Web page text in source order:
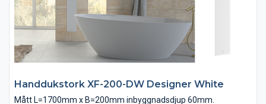
Handdukstork XF-200-DW Designer White
Mått L=1700mm x B=200mm inbyggnadsdjup 60mm.